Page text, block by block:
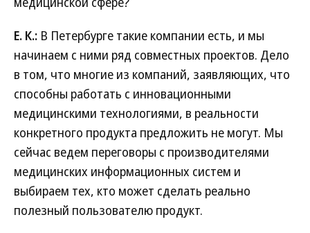
Е. К.: В Петербурге такие компании есть, и мы
начинаем с ними ряд совместных проектов. Дело
в том, что многие из компаний, заявляющих, что
способны работать с инновационными
медицинскими технологиями, в реальности
конкретного продукта предложить не могут. Мы
сейчас ведем переговоры с производителями
медицинских информационных систем и
выбираем тех, кто может сделать реально
полезный пользователю продукт.